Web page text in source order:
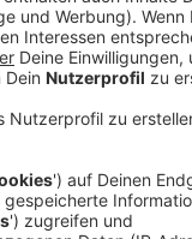
sie die
neu gewonnene
eine